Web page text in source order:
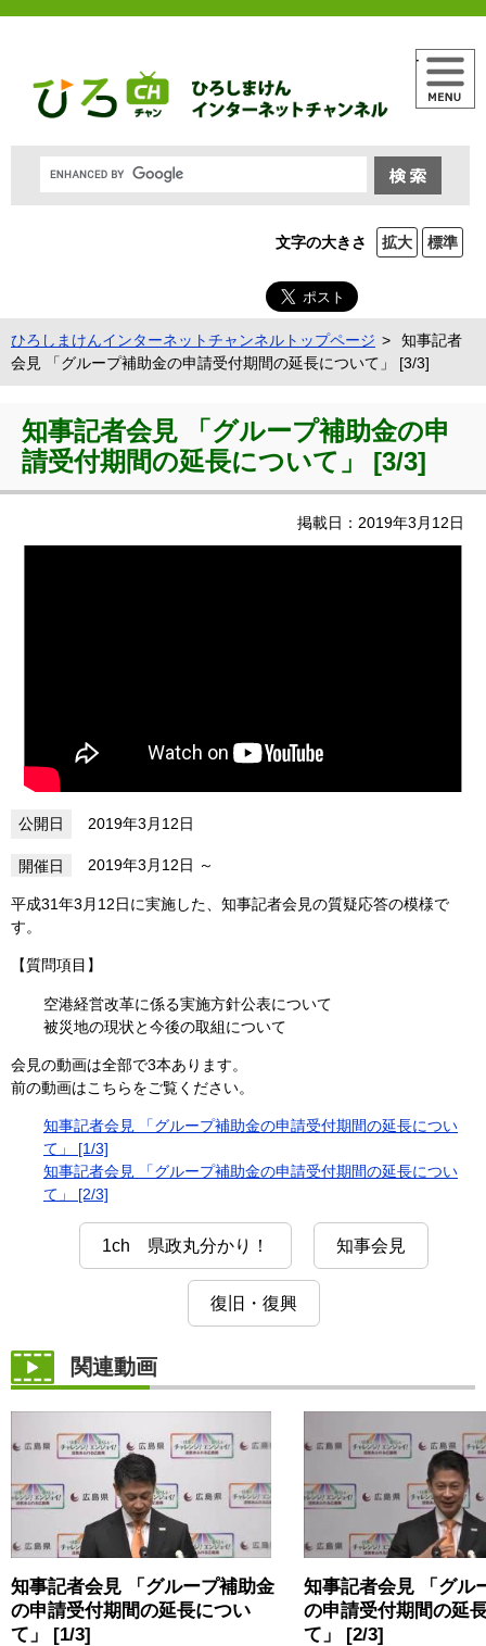
文字の大きさ 拡大 標準
メニュー
ひろしまけんインターネットチャンネルトップページ
知事記者
会見 「グループ補助金の申請受付期間の延長について」 [3/3]
知事記者会見 「グループ補助金の申
請受付期間の延長について」 [3/3]
掲載日：2019年3月12日
2019年3月12日
2019年3月12日
平成31年3月12日に実施した、知事記者会見の質疑応答の模様で
す。
【質問項目】
空港経営改革に係る実施方針公表について
被災地の現状と今後の取組について
会見の動画は全部で3本あります。
前の動画はこちらをご覧ください。
知事記者会見 「グループ補助金の申請受付期間の延長につい
て」 [1/3]
知事記者会見 「グループ補助金の申請受付期間の延長につい
て」 [2/3]
1ch 県政丸分かり！ 知事会見
復旧・復興
関連動画
知事記者会見 「グループ補助金
の申請受付期間の延長につい
て」 [1/3]
知事記者会見 「グル
の申請受付期間の延
て」 [2/3]